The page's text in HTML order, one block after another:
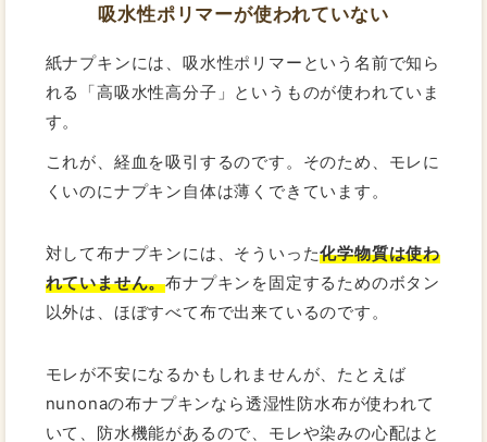
吸水性ポリマーが使われていない
紙ナプキンには、吸水性ポリマーという名前で知ら
れる「高吸水性高分子」というものが使われていま
す。
これが、経血を吸引するのです。そのため、モレに
くいのにナプキン自体は薄くできています。
対して布ナプキンには、そういった化学物質は使わ
れていません。布ナプキンを固定するためのボタン
以外は、ほぼすべて布で出来ているのです。
モレが不安になるかもしれませんが、たとえば
nunonaの布ナプキンなら透湿性防水布が使われて
いて、防水機能があるので、モレや染みの心配はと